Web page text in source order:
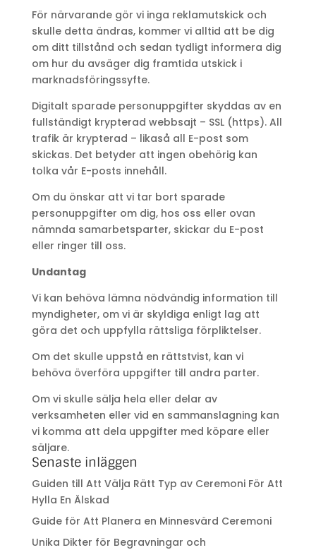
För närvarande gör vi inga reklamutskick och
skulle detta ändras, kommer vi alltid att be dig
om ditt tillstånd och sedan tydligt informera dig
om hur du avsäger dig framtida utskick i
marknadsföringssyfte.
Digitalt sparade personuppgifter skyddas av en
fullständigt krypterad webbsajt – SSL (https). All
trafik är krypterad – likaså all E-post som
skickas. Det betyder att ingen obehörig kan
tolka vår E-posts innehåll.
Om du önskar att vi tar bort sparade
personuppgifter om dig, hos oss eller ovan
nämnda samarbetsparter, skickar du E-post
eller ringer till oss.
Undantag
Vi kan behöva lämna nödvändig information till
myndigheter, om vi är skyldiga enligt lag att
göra det och uppfylla rättsliga förpliktelser.
Om det skulle uppstå en rättstvist, kan vi
behöva överföra uppgifter till andra parter.
Om vi skulle sälja hela eller delar av
verksamheten eller vid en sammanslagning kan
vi komma att dela uppgifter med köpare eller
säljare.
Senaste inläggen
Guiden till Att Välja Rätt Typ av Ceremoni För Att
Hylla En Älskad
Guide för Att Planera en Minnesvärd Ceremoni
Unika Dikter för Begravningar och